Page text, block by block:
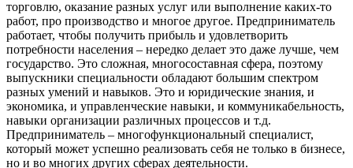
торговлю, оказание разных услуг или выполнение каких-то
работ, про производство и многое другое. Предприниматель
работает, чтобы получить прибыль и удовлетворить
потребности населения – нередко делает это даже лучше, чем
государство. Это сложная, многосоставная сфера, поэтому
выпускники специальности обладают большим спектром
разных умений и навыков. Это и юридические знания, и
экономика, и управленческие навыки, и коммуникабельность,
навыки организации различных процессов и т.д.
Предприниматель – многофункциональный специалист,
который может успешно реализовать себя не только в бизнесе,
но и во многих других сферах деятельности.